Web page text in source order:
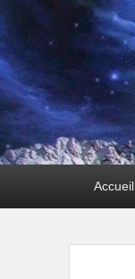
Accueil